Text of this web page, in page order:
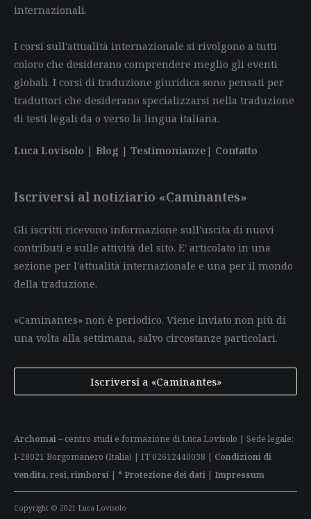
internazionali.
I corsi sull'attualità internazionale si rivolgono a tutti
coloro che desiderano comprendere meglio gli eventi
globali. I corsi di traduzione giuridica sono pensati per
traduttori che desiderano specializzarsi nella traduzione
di testi legali da o verso la lingua italiana.
Luca Lovisolo | Blog | Testimonianze | Contatto
Iscriversi al notiziario «Caminantes»
Gli iscritti ricevono informazione sull'uscita di nuovi
contributi e sulle attività del sito. E' articolato in una
sezione per l'attualità internazionale e una per il mondo
della traduzione.
«Caminantes» non è periodico. Viene inviato non più di
una volta alla settimana, salvo circostanze particolari.
Iscriversi a «Caminantes»
Archomai– centro studi e formazione di Luca Lovisolo | Sede legale:
I-28021 Borgomanero (Italia) | IT 02612440038 | Condizioni di
vendita, resi, rimborsi | * Protezione dei dati | Impressum
Copyright © 2021 Luca Lovisolo